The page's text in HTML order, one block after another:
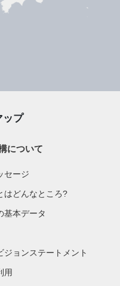
ップ
について
セージ
はどんなところ?
基本データ
ジョンステートメント
用